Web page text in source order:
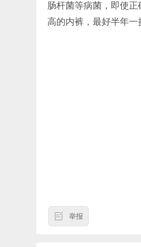
肠杆菌等病菌，即使
高的内裤，最好半年一
举报